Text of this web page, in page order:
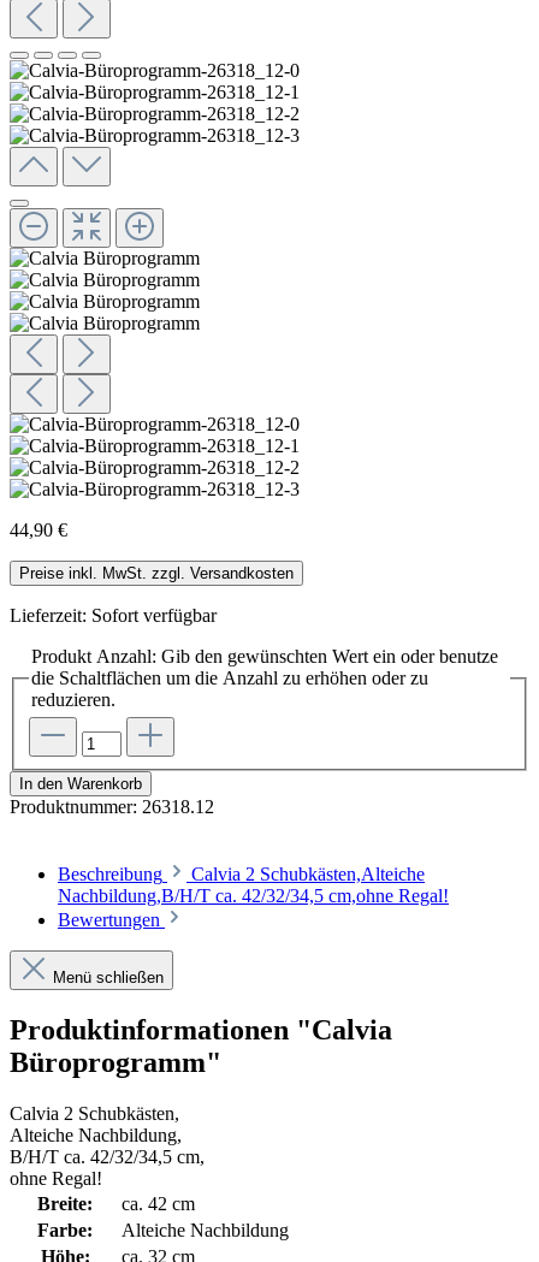
44,90 €
Preise inkl. MwSt. zzgl. Versandkosten
Lieferzeit: Sofort verfügbar
Produkt Anzahl: Gib den gewünschten Wert ein oder benutze
die Schaltflächen um die Anzahl zu erhöhen oder zu
reduzieren.
In den Warenkorb
Produktnummer: 26318.12
Beschreibung
Calvia 2 Schubkästen,Alteiche
Nachbildung,B/H/T ca. 42/32/34,5 cm,ohne Regal!
Bewertungen
Menü schließen
Produktinformationen "Calvia
Büroprogramm"
Calvia 2 Schubkästen,
Alteiche Nachbildung,
B/H/T ca. 42/32/34,5 cm,
ohne Regal!
Breite:
ca. 42 cm
Farbe:
Alteiche Nachbildung
Höhe:
ca. 32 cm